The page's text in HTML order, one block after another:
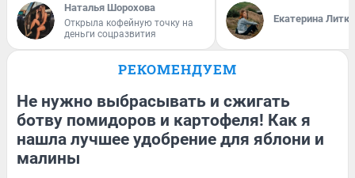
Наталья Шорохова
Открыла кофейную точку на
деньги соцразвития
Екатерина
РЕКОМЕНДУЕМ
Не нужно выбрасывать и сжигать
ботву помидоров и картофеля! Как я
нашла лучшее удобрение для яблони и
малины